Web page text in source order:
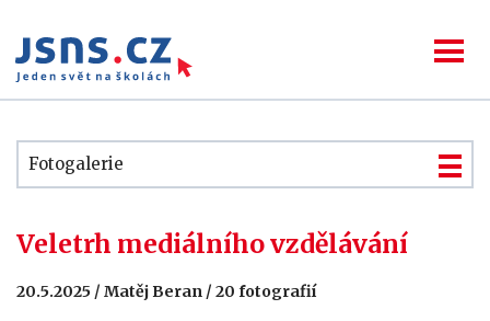
Fotogalerie
Veletrh mediálního vzdělávání
20.5.2025 / Matěj Beran / 20 fotografií